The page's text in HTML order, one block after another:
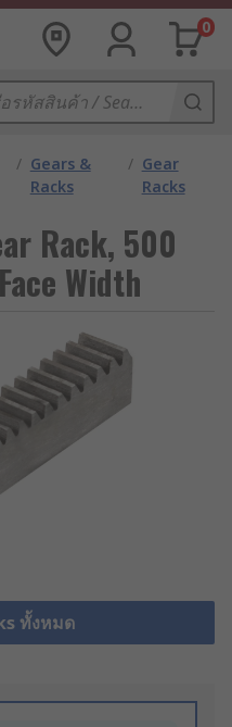
0
/ Gears &
Racks
/ Gear
Racks
Rack, 500
Width
ทั้งหมด